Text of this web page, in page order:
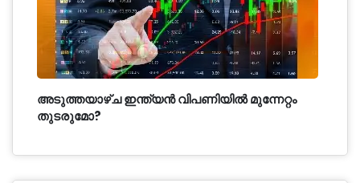
അടുത്തയാഴ്ച ഇന്ത്യൻ വിപണിയിൽ മുന്നേറ്റം
തുടരുമോ?